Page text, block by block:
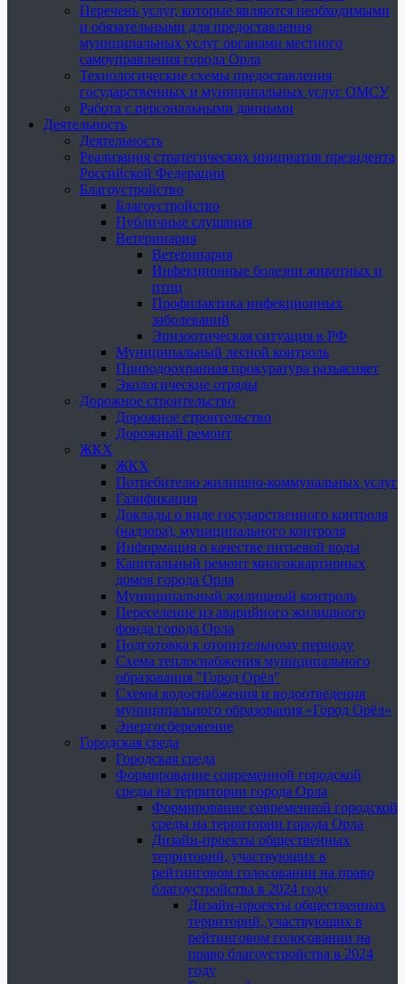
Перечень услуг, которые являются необходимыми
и обязательными для предоставления
муниципальных услуг органами местного
самоуправления города Орла
Технологические схемы предоставления
государственных и муниципальных услуг ОМСУ
Работа с персональными данными
Деятельность
Деятельность
Реализация стратегических инициатив президента
Российской Федерации
Благоустройство
Благоустройство
Публичные слушания
Ветеринария
Ветеринария
Инфекционные болезни животных и
птиц
Профилактика инфекционных
заболеваний
Эпизоотическая ситуация в РФ
Муниципальный лесной контроль
Природоохранная прокуратура разъясняет
Экологические отряды
Дорожное строительство
Дорожное строительство
Дорожный ремонт
ЖКХ
ЖКХ
Потребителю жилищно-коммунальных услуг
Газификация
Доклады о виде государственного контроля
(надзора), муниципального контроля
Информация о качестве питьевой воды
Капитальный ремонт многоквартирных
домов города Орла
Муниципальный жилищный контроль
Переселение из аварийного жилищного
фонда города Орла
Подготовка к отопительному периоду
Схема теплоснабжения муниципального
образования "Город Орёл"
Схемы водоснабжения и водоотведения
муниципального образования «Город Орёл»
Энергосбережение
Городская среда
Городская среда
Формирование современной городской
среды на территории города Орла
Формирование современной городской
среды на территории города Орла
Дизайн-проекты общественных
территорий, участвующих в
рейтинговом голосовании на право
благоустройства в 2024 году
Дизайн-проекты общественных
территорий, участвующих в
рейтинговом голосовании на
право благоустройства в 2024
году